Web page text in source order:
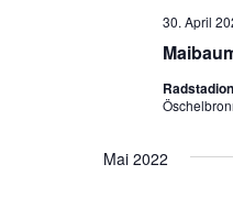
30. April
Radstadion
Mai 2022